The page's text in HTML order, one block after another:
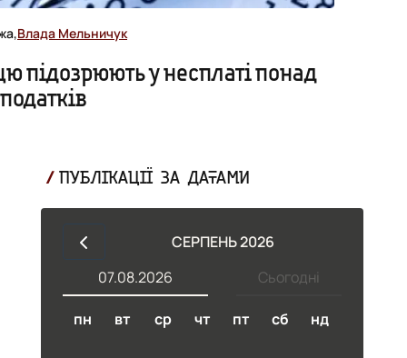
Влада Мельничук
підозрюють у несплаті понад
ПУБЛІКАЦІЇ ЗА ДАТАМИ
СЕРПЕНЬ 2026
Сьогодні
07.08.2026
пн вт ср чт пт сб нд